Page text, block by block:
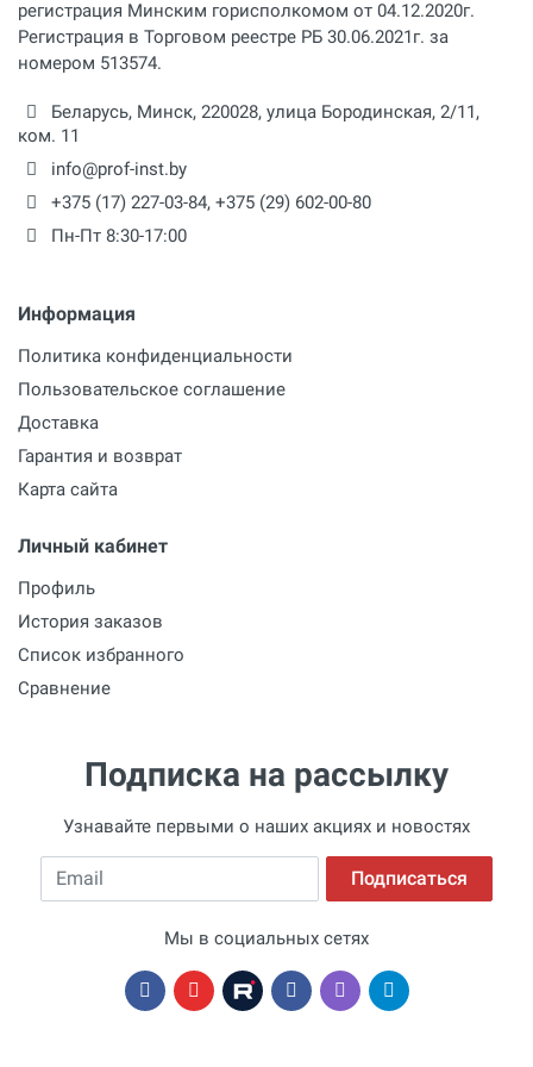
Размер трубы
1/2 - 2 дюйм
Механическая универсальная резьбонарезная
голова (BSPT, BSPP, NPT, METRIC), ножи: 1
комплект BSPT 1/2"-3/4; 1 комплект BSPT 1"-2";
регистрация Минским горисполкомом от 04.12.2020г.
Регистрация в Торговом реестре РБ 30.06.2021г. за
номером 513574.
Беларусь, Минск, 220028, улица Бородинская, 2/11,
ком. 11
info@prof-inst.by
+375 (17) 227-03-84, +375 (29) 602-00-80
Пн-Пт 8:30-17:00
Информация
Политика конфиденциальности
Пользовательское соглашение
Доставка
Гарантия и возврат
Карта сайта
Личный кабинет
Профиль
История заказов
Список избранного
Сравнение
Подписка на рассылку
Узнавайте первыми о наших акциях и новостях
Email Подписаться
Мы в социальных сетях